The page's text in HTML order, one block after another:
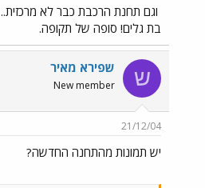
וגם תחנת הרכבת כבר לא מרכזית..
בת גלים! סופה של תקופה.
ש שפירא מאיר
New member
21/12/04
יש תמונות מהתחנה החדשה?